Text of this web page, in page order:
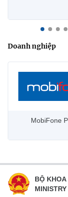
Doanh nghiệp
MobiFone
BỘ KHOA